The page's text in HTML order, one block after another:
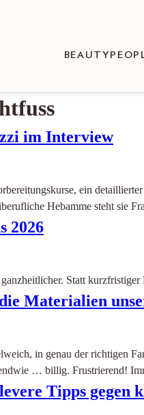
BEAUTY
im Interview
ein
Hebamme steht sie
2026
Statt
Materialien
in genau der richtigen
… billig. Frustrierend!
Tipps gegen